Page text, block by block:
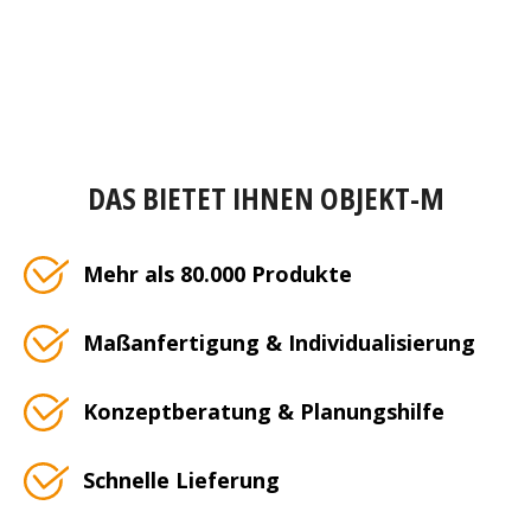
DAS BIETET IHNEN OBJEKT-M
Mehr als 80.000 Produkte
Maßanfertigung & Individualisierung
Konzeptberatung & Planungshilfe
Schnelle Lieferung